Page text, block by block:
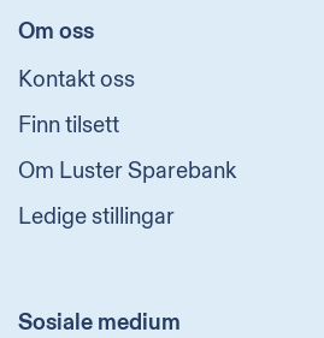
Om oss
Kontakt oss
Finn tilsett
Om Luster Sparebank
Ledige stillingar
Sosiale medium